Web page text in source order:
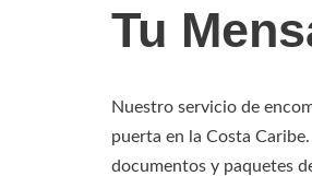
Tu
Nuestro servicio de
puerta en la Costa
documentos y paquetes